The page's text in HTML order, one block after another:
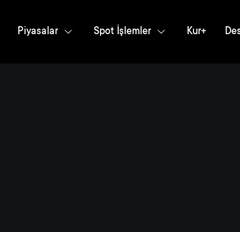
Piyasalar Spot İşlemler Kur+